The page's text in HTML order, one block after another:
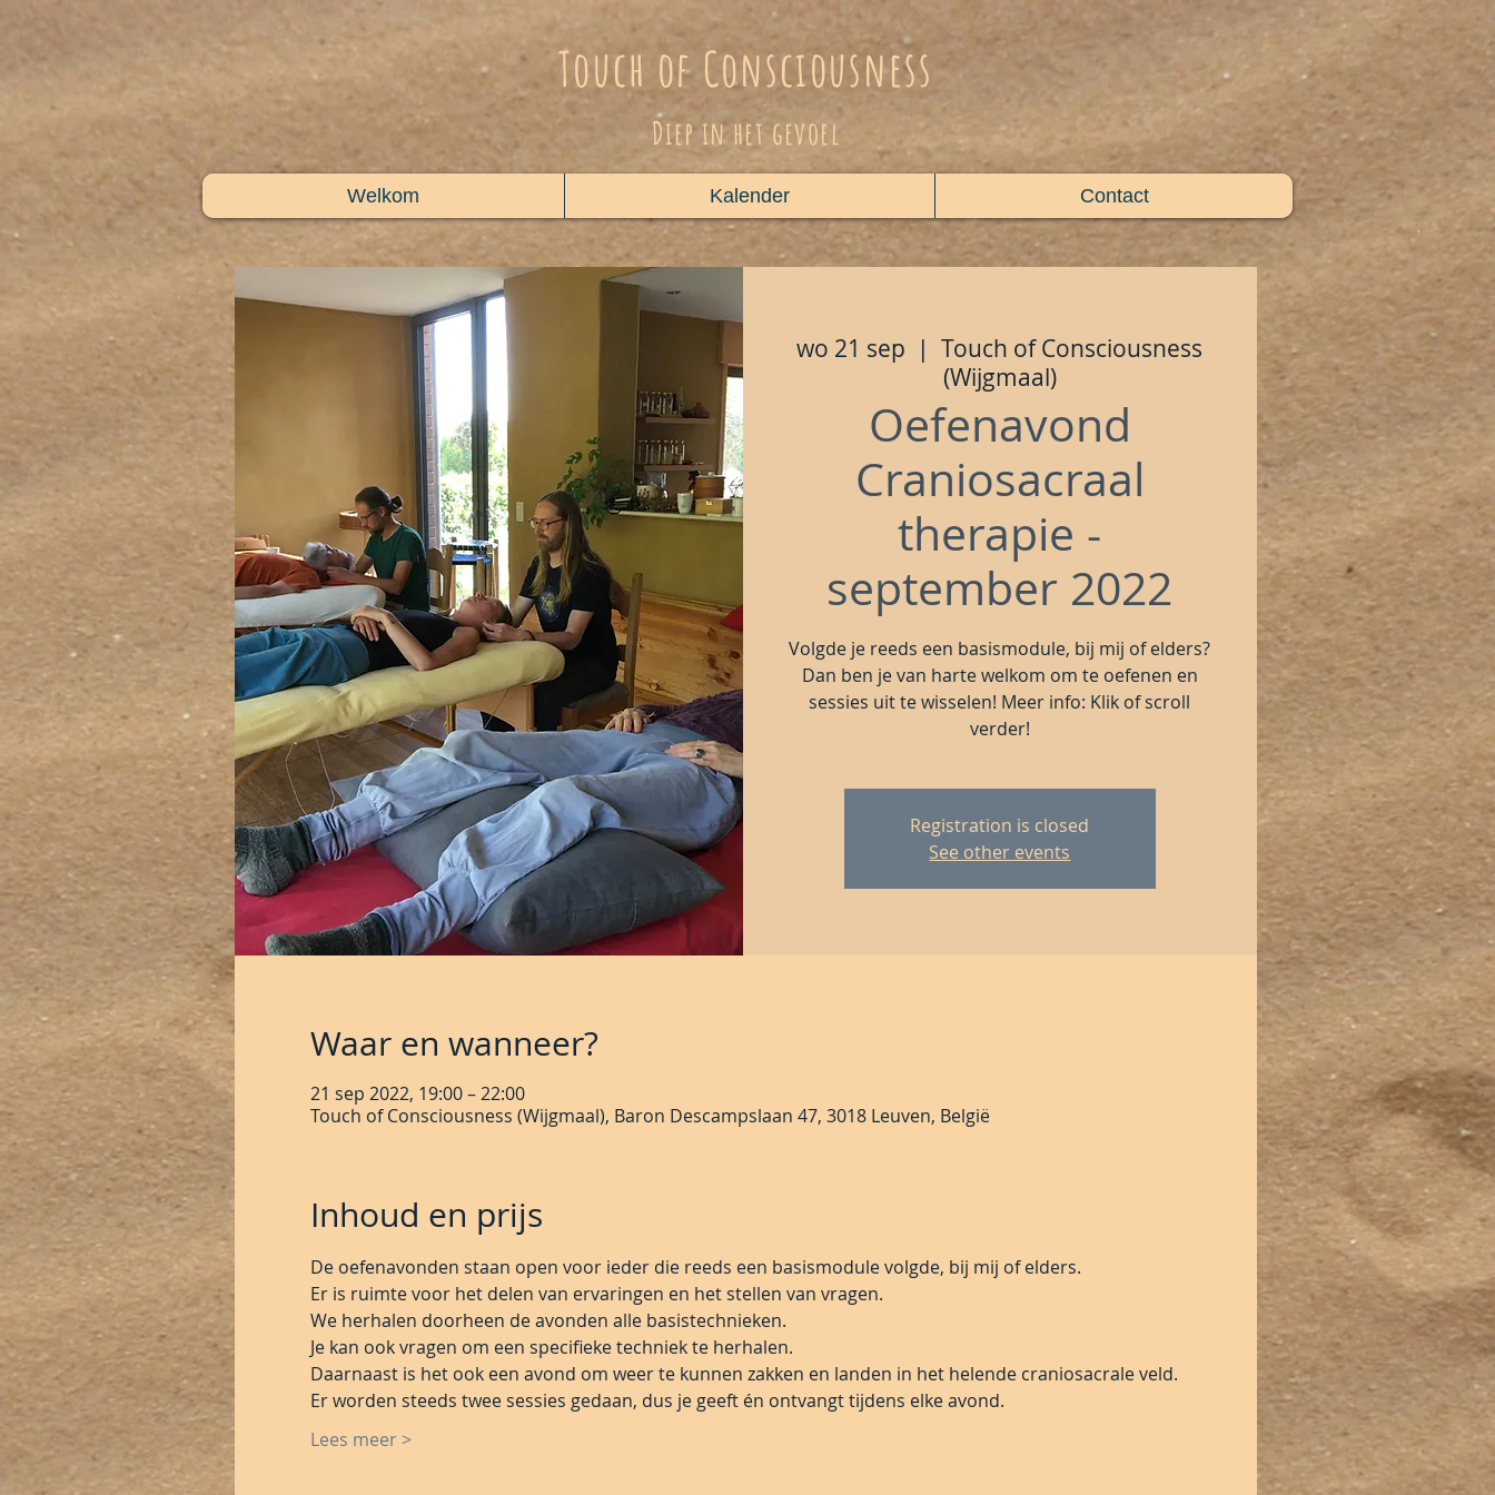
Touch of Consciousness
Diep in het gevoel
Welkom Kalender Contact
wo 21 sep
  |
Touch of Consciousness
(Wijgmaal)
Oefenavond
Craniosacraal
therapie -
september 2022
Volgde je reeds een basismodule, bij mij of elders?
Dan ben je van harte welkom om te oefenen en
sessies uit te wisselen! Meer info: Klik of scroll
verder!
Registration is closed
See other events
Waar en wanneer?
21 sep 2022, 19:00 – 22:00
Touch of Consciousness (Wijgmaal), Baron Descampslaan 47, 3018 Leuven, België
Inhoud en prijs
De oefenavonden staan open voor ieder die reeds een basismodule volgde, bij mij of elders.
Er is ruimte voor het delen van ervaringen en het stellen van vragen.
We herhalen doorheen de avonden alle basistechnieken.
Je kan ook vragen om een specifieke techniek te herhalen.
Daarnaast is het ook een avond om weer te kunnen zakken en landen in het helende craniosacrale veld.
Er worden steeds twee sessies gedaan, dus je geeft én ontvangt tijdens elke avond.
Lees meer >